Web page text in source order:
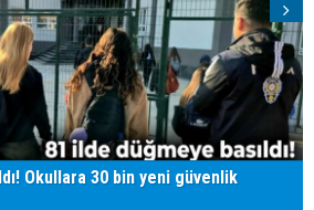
Okullara 30 bin yeni güvenlik